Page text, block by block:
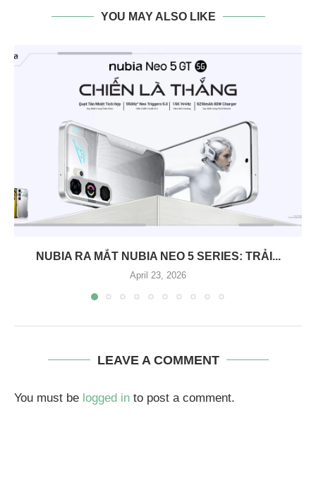
YOU MAY ALSO LIKE
NUBIA RA MẮT NUBIA NEO 5 SERIES: TRẢI...
April 23, 2026
LEAVE A COMMENT
You must be logged in to post a comment.